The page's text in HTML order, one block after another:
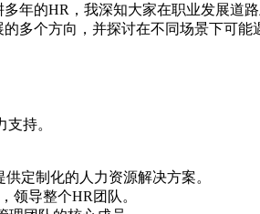
年的HR，我深知大家在职业发展道
多个方向，并探讨在不同场景下可
持。
定制化的人力资源解决方案。
领导整个HR团队。